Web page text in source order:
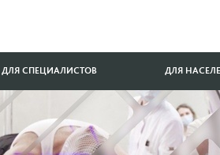
ДЛЯ СПЕЦИАЛИСТОВ ДЛЯ